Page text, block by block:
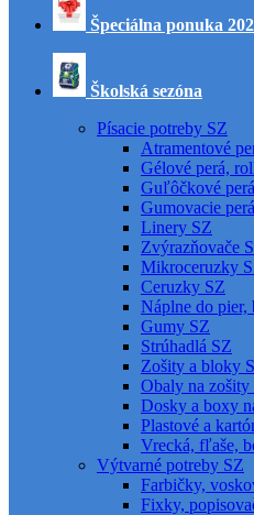
Špeciálna ponuka
Školská sezóna
Písacie potreby SZ
Atramentové
Gélové perá,
Guľôčkové
Gumovacie
Linery SZ
Zvýrazňovače
Mikroceruzky
Ceruzky SZ
Náplne do pier,
Gumy SZ
Strúhadlá SZ
Zošity a bloky
Obaly na zošity
Dosky a boxy
Plastové a
Vrecká, fľaše,
Výtvarné potreby SZ
Farbičky,
Fixky,